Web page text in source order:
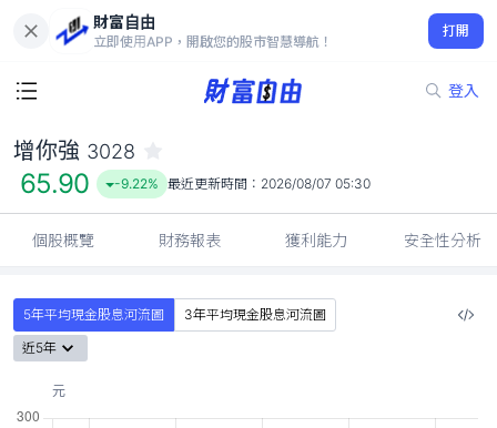
財富自由
立即使用APP，開啟您的股市智慧導航！
打開
登入
65.90
-9.22%
增你強 3028
65.90 -9.22% 最近更新時間： 2026/08/07 05:30
個股概覽 財務報表 獲利能力 安全性分析
5年平均現金股息河流圖
3年平均現金股息河流圖
近5年